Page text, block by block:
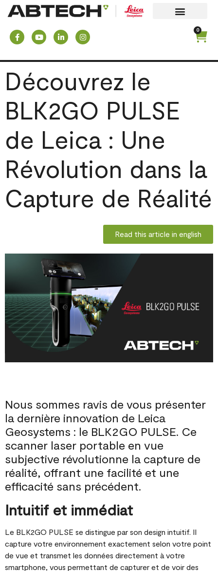
0
Découvrez le
BLK2GO PULSE
de Leica : Une
Révolution dans la
Capture de Réalité
Read this article in english
Nous sommes ravis de vous présenter
la dernière innovation de Leica
Geosystems : le BLK2GO PULSE. Ce
scanner laser portable en vue
subjective révolutionne la capture de
réalité, offrant une facilité et une
efficacité sans précédent.
Intuitif et immédiat
Le BLK2GO PULSE se distingue par son design intuitif. Il
capture votre environnement exactement selon votre point
de vue et transmet les données directement à votre
smartphone, vous permettant de capturer et de voir des